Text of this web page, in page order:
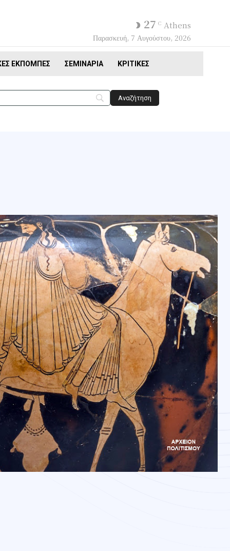
27 C Athens
Παρασκευή, 7 Αυγούστου, 2026
ΕΚΠΟΜΠΈΣ ΣΕΜΙΝΆΡΙΑ ΚΡΙΤΙΚΈΣ